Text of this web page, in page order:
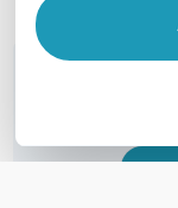
Bel